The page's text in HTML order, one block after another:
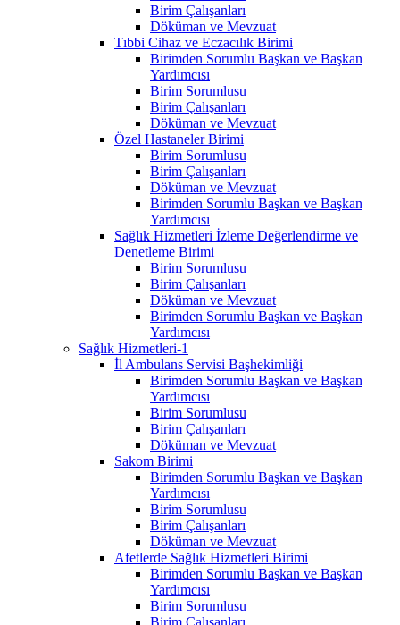
Birim Çalışanları
Döküman ve Mevzuat
Tıbbi Cihaz ve Eczacılık Birimi
Birimden Sorumlu Başkan ve Başkan
Yardımcısı
Birim Sorumlusu
Birim Çalışanları
Döküman ve Mevzuat
Özel Hastaneler Birimi
Birim Sorumlusu
Birim Çalışanları
Döküman ve Mevzuat
Birimden Sorumlu Başkan ve Başkan
Yardımcısı
Sağlık Hizmetleri İzleme Değerlendirme ve
Denetleme Birimi
Birim Sorumlusu
Birim Çalışanları
Döküman ve Mevzuat
Birimden Sorumlu Başkan ve Başkan
Yardımcısı
Sağlık Hizmetleri-1
İl Ambulans Servisi Başhekimliği
Birimden Sorumlu Başkan ve Başkan
Yardımcısı
Birim Sorumlusu
Birim Çalışanları
Döküman ve Mevzuat
Sakom Birimi
Birimden Sorumlu Başkan ve Başkan
Yardımcısı
Birim Sorumlusu
Birim Çalışanları
Döküman ve Mevzuat
Afetlerde Sağlık Hizmetleri Birimi
Birimden Sorumlu Başkan ve Başkan
Yardımcısı
Birim Sorumlusu
Birim Çalışanları